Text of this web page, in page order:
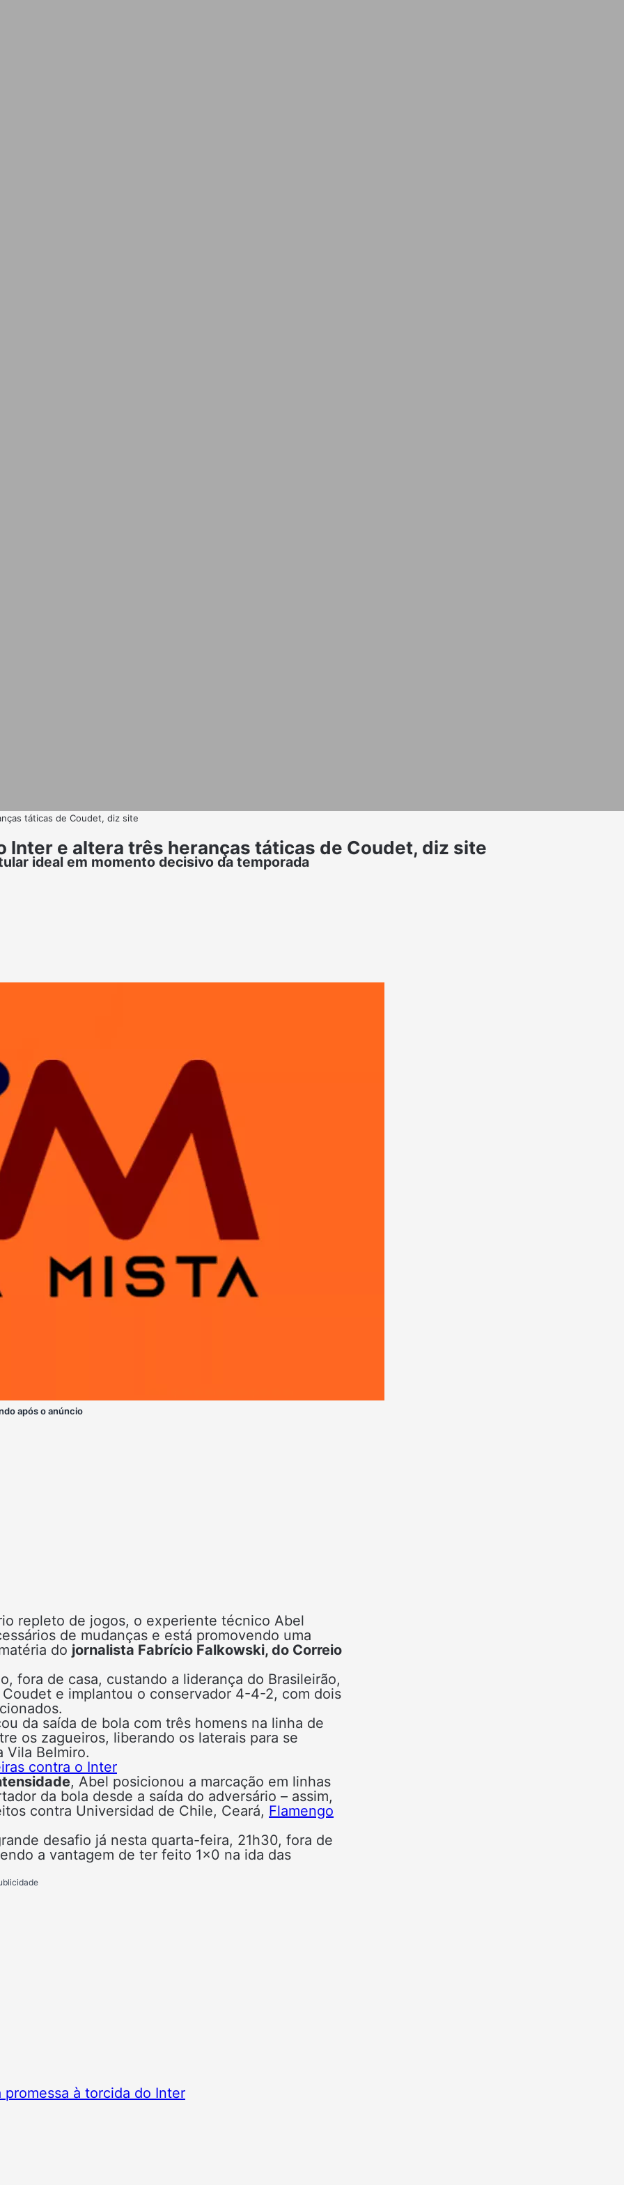
táticas de Coudet, diz site
Inter e altera três heranças táticas de Coudet, diz site
ideal em momento decisivo da temporada
após o anúncio
repleto de jogos, o experiente técnico Abel
de mudanças e está promovendo uma
do jornalista Fabrício Falkowski, do Correio
fora de casa, custando a liderança do Brasileirão,
e implantou o conservador 4-4-2, com dois
da saída de bola com três homens na linha de
os zagueiros, liberando os laterais para se
Vila Belmiro.
contra o Inter
, Abel posicionou a marcação em linhas
da bola desde a saída do adversário – assim,
contra Universidad de Chile, Ceará, Flamengo
desafio já nesta quarta-feira, 21h30, fora de
a vantagem de ter feito 1×0 na ida das
à torcida do Inter